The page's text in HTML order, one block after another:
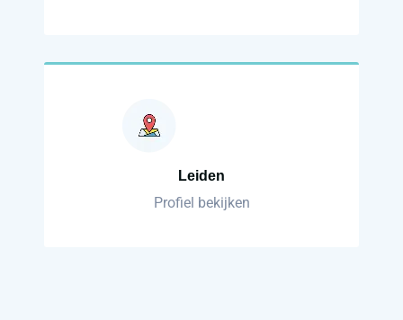
Leiden
Profiel bekijken